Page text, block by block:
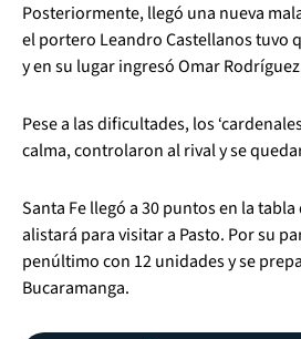
Posteriormente, llegó una nueva
el portero Leandro Castellanos tuvo
y en su lugar ingresó Omar
Pese a las dificultades, los
calma, controlaron al rival y se
Santa Fe llegó a 30 puntos en la
alistará para visitar a Pasto. Por su
penúltimo con 12 unidades y se
Bucaramanga.